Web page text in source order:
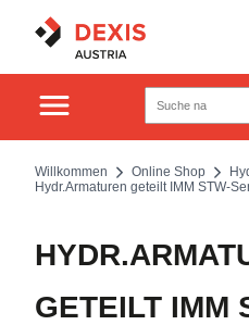
Willkommen Online Shop
Hydr.Armaturen geteilt IMM STW-
GETEILT IMM